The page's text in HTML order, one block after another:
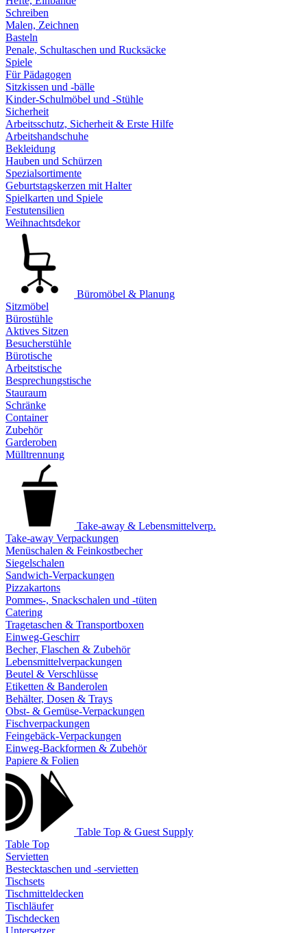
Schreiben
Malen, Zeichnen
Basteln
Penale, Schultaschen und Rucksäcke
Spiele
Für Pädagogen
Sitzkissen und -bälle
Kinder-Schulmöbel und -Stühle
Sicherheit
Arbeitsschutz, Sicherheit & Erste Hilfe
Arbeitshandschuhe
Bekleidung
Hauben und Schürzen
Spezialsortimente
Geburtstagskerzen mit Halter
Spielkarten und Spiele
Festutensilien
Weihnachtsdekor
Büromöbel & Planung
Sitzmöbel
Bürostühle
Aktives Sitzen
Besucherstühle
Bürotische
Arbeitstische
Besprechungstische
Stauraum
Schränke
Container
Zubehör
Garderoben
Mülltrennung
Take-away & Lebensmittelverp.
Take-away Verpackungen
Menüschalen & Feinkostbecher
Siegelschalen
Sandwich-Verpackungen
Pizzakartons
Pommes-, Snackschalen und -tüten
Catering
Tragetaschen & Transportboxen
Einweg-Geschirr
Becher, Flaschen & Zubehör
Lebensmittelverpackungen
Beutel & Verschlüsse
Etiketten & Banderolen
Behälter, Dosen & Trays
Obst- & Gemüse-Verpackungen
Fischverpackungen
Feingebäck-Verpackungen
Einweg-Backformen & Zubehör
Papiere & Folien
Table Top & Guest Supply
Table Top
Servietten
Bestecktaschen und -servietten
Tischsets
Tischmitteldecken
Tischläufer
Tischdecken